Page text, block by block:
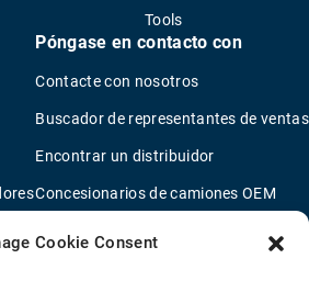
Cookie Consent
Tools
Póngase en contacto con
Contacte con nosotros
Buscador de representantes de ventas
Encontrar un distribuidor
Concesionarios de camiones OEM
Nuevo cuestionario de solicitud